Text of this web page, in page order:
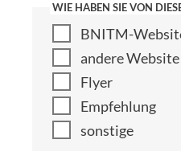
WIE HABEN SIE VON
BNITM-
andere Website
Flyer
Empfehlung
sonstige